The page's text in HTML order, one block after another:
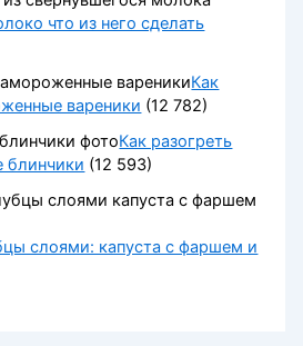
что из него сделать
Как
вареники (12 782)
Как разогреть
блинчики (12 593)
слоями: капуста с фаршем и